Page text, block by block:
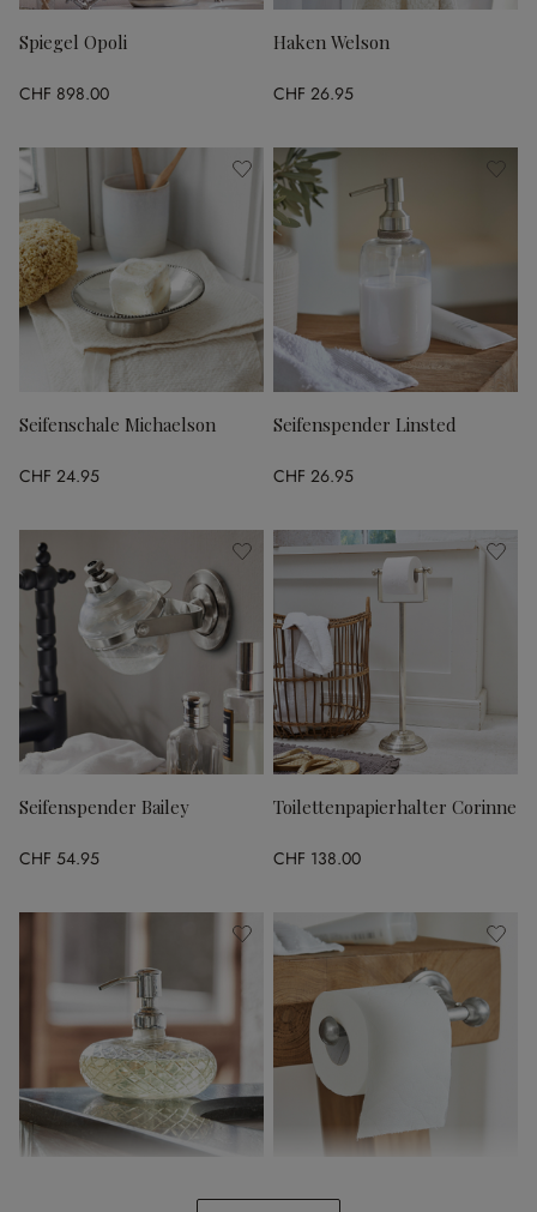
Spiegel Opoli
CHF 898.00
Haken Welson
CHF 26.95
Seifenschale Michaelson
CHF 24.95
Seifenspender Linsted
CHF 26.95
Seifenspender Bailey
CHF 54.95
Toilettenpapierhalter Corinne
CHF 138.00